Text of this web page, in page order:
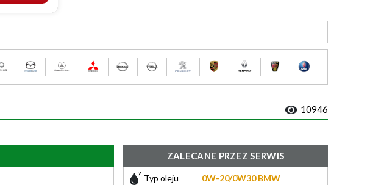
10946
ZALECANE PRZEZ SERWIS
Typ oleju
0W-20/0W30 BMW